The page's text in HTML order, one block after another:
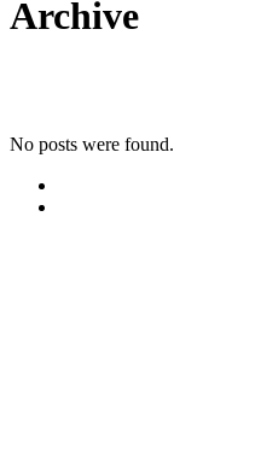
Archive
No posts were found.